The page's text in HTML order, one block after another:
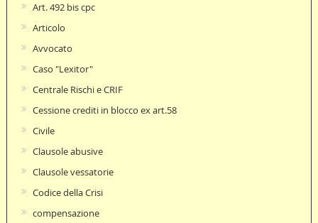
Art. 492 bis cpc
Articolo
Avvocato
Caso "Lexitor"
Centrale Rischi e CRIF
Cessione crediti in blocco ex art.58
Civile
Clausole abusive
Clausole vessatorie
Codice della Crisi
compensazione